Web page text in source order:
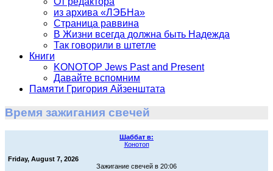
из архива «ЛЭБНа»
Страница раввина
В Жизни всегда должна быть Надежда
Так говорили в штетле
Книги
KONOTOP Jews Past and Present
Давайте вспомним
Памяти Григория Айзенштата
Время зажигания свечей
Шаббат в:
Конотоп
Friday, August 7, 2026
Зажигание свечей в 20:06